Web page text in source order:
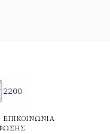
ΕΠΙΚΟΙΝΩΝΊΑ